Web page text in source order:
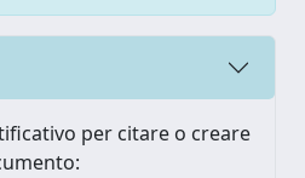
per citare o creare